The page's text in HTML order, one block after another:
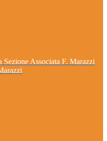
Associata F. Marazzi